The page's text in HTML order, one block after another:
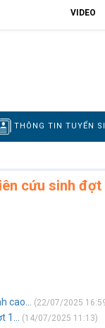
VIDEO
THÔNG TIN TUYỂN
cứu sinh đợt
cao... (22/07/2025
(14/07/2025 11:13)